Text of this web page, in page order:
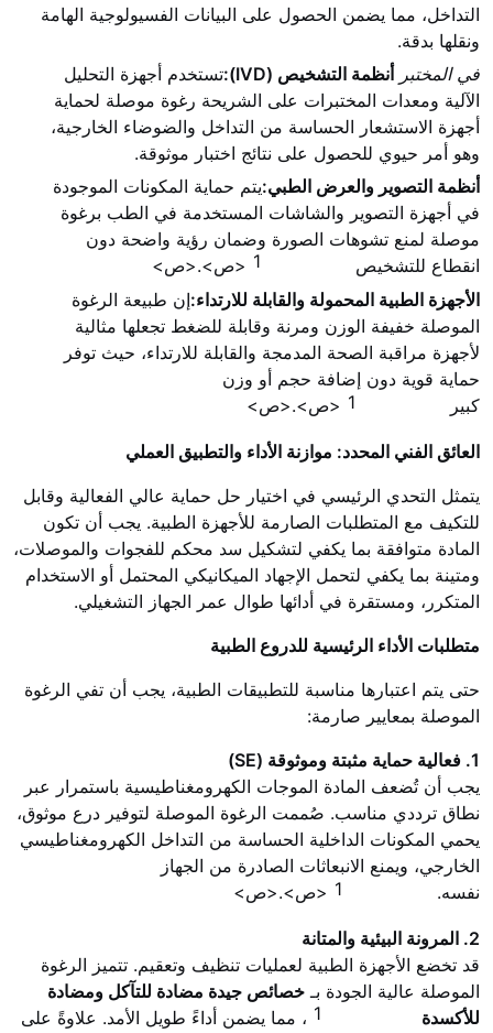
التداخل، مما يضمن الحصول على البيانات الفسيولوجية الهامة
ونقلها بدقة.
في المختبر أنظمة التشخيص (IVD):
تستخدم أجهزة التحليل
الآلية ومعدات المختبرات على الشريحة رغوة موصلة لحماية
أجهزة الاستشعار الحساسة من التداخل والضوضاء الخارجية،
وهو أمر حيوي للحصول على نتائج اختبار موثوقة.
أنظمة التصوير والعرض الطبي:يتم حماية المكونات الموجودة
في أجهزة التصوير والشاشات المستخدمة في الطب برغوة
موصلة لمنع تشوهات الصورة وضمان رؤية واضحة دون
انقطاع للتشخيص
1 <ص>.<ص>
الأجهزة الطبية المحمولة والقابلة للارتداء:إن طبيعة الرغوة
الموصلة خفيفة الوزن ومرنة وقابلة للضغط تجعلها مثالية
لأجهزة مراقبة الصحة المدمجة والقابلة للارتداء، حيث توفر
حماية قوية دون إضافة حجم أو وزن
كبير
1 <ص>.<ص>
العائق الفني المحدد: موازنة الأداء والتطبيق العملي
يتمثل التحدي الرئيسي في اختيار حل حماية عالي الفعالية وقابل
للتكيف مع المتطلبات الصارمة للأجهزة الطبية. يجب أن تكون
المادة متوافقة بما يكفي لتشكيل سد محكم للفجوات والموصلات،
ومتينة بما يكفي لتحمل الإجهاد الميكانيكي المحتمل أو الاستخدام
المتكرر، ومستقرة في أدائها طوال عمر الجهاز التشغيلي.
متطلبات الأداء الرئيسية للدروع الطبية
حتى يتم اعتبارها مناسبة للتطبيقات الطبية، يجب أن تفي الرغوة
الموصلة بمعايير صارمة:
1. فعالية حماية مثبتة وموثوقة (SE)
يجب أن تُضعف المادة الموجات الكهرومغناطيسية باستمرار عبر
نطاق ترددي مناسب. صُممت الرغوة الموصلة لتوفير درع موثوق،
يحمي المكونات الداخلية الحساسة من التداخل الكهرومغناطيسي
الخارجي، ويمنع الانبعاثات الصادرة من الجهاز
نفسه.
1 <ص>.<ص>
2. المرونة البيئية والمتانة
قد تخضع الأجهزة الطبية لعمليات تنظيف وتعقيم. تتميز الرغوة
الموصلة عالية الجودة بـ خصائص جيدة مضادة للتآكل ومضادة
للأكسدة
1 ، مما يضمن أداءً طويل الأمد. علاوةً على